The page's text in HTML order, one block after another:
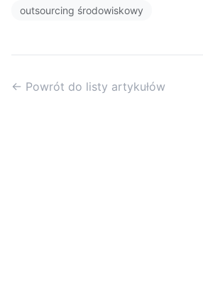
outsourcing środowiskowy
← Powrót do listy artykułów